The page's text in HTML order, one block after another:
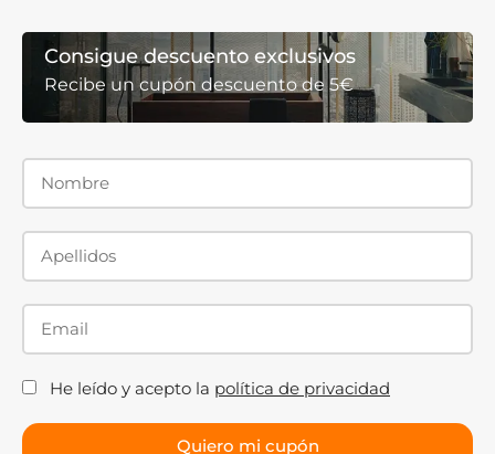
Consigue descuento exclusivos
Recibe un cupón descuento de 5€
He leído y acepto la política de privacidad